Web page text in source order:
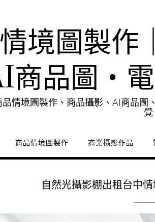
境圖製作
商品圖・
情境圖製作、商品攝影、AI商品
覺
商品情境圖製作 商業攝影作品
自然光攝影棚出租台中